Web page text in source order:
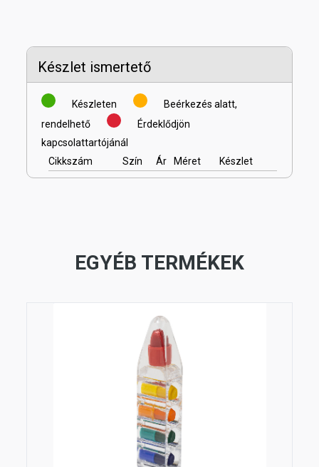
Készlet ismertető
Készleten
Beérkezés alatt,
rendelhető
Érdeklődjön
kapcsolattartójánál
Cikkszám
Szín Ár Méret Készlet
EGYÉB TERMÉKEK